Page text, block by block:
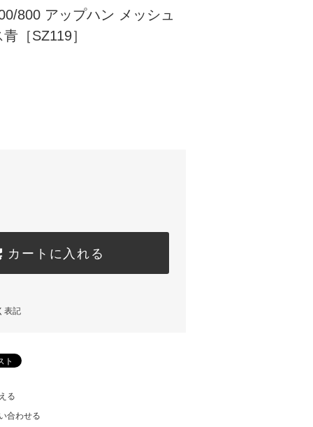
800 アップハン メッシュ
［SZ119］
カートに入れる
表記
る
合わせる